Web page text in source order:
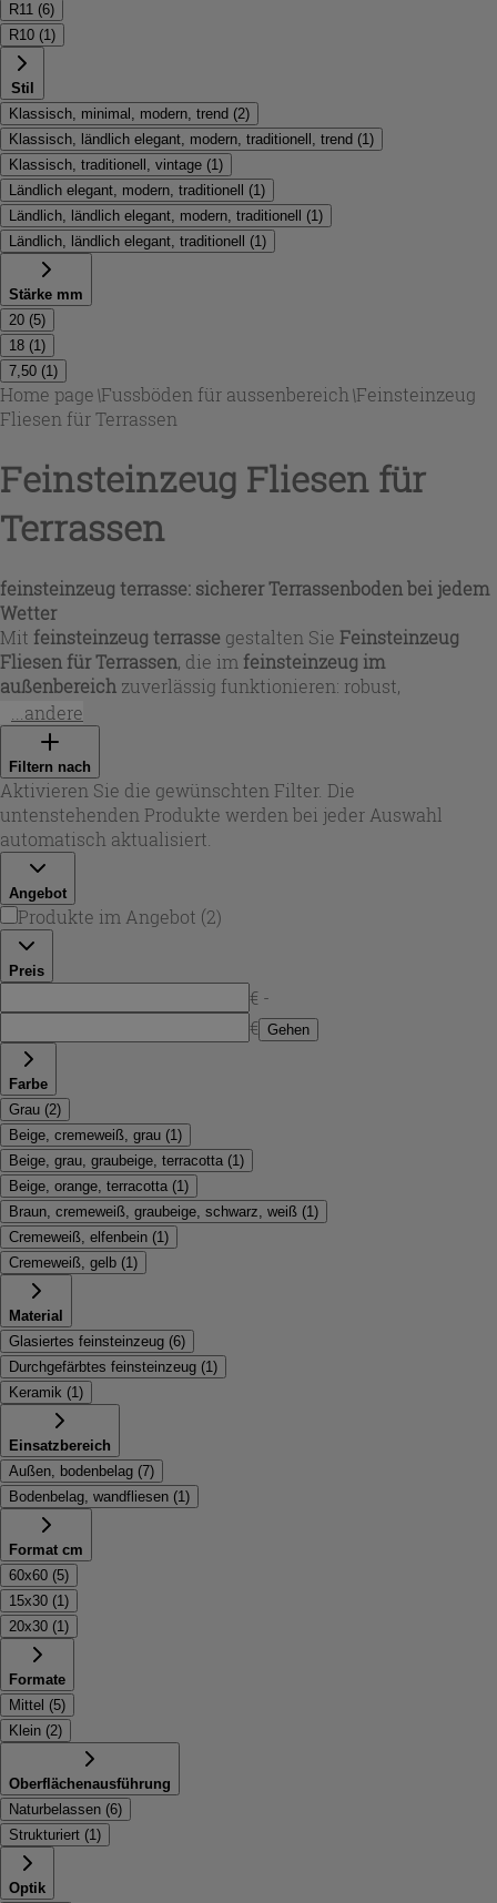
R11 (6)
R10 (1)
Stil
Klassisch, minimal, modern, trend (2)
Klassisch, ländlich elegant, modern, traditionell, trend (1)
Klassisch, traditionell, vintage (1)
Ländlich elegant, modern, traditionell
(1)
Ländlich, ländlich elegant, modern, traditionell
(1)
Ländlich, ländlich elegant, traditionell
(1)
Stärke mm
20 (5)
18 (1)
7,50 (1)
Home page\Fussböden für aussenbereich \Feinsteinzeug
Fliesen für Terrassen
Feinsteinzeug Fliesen für
Terrassen
feinsteinzeug terrasse: sicherer Terrassenboden bei jedem
Wetter
Mit feinsteinzeug terrasse gestalten Sie Feinsteinzeug
Fliesen für Terrassen, die im feinsteinzeug im
außenbereich zuverlässig funktionieren: robust,
pflegeleicht und für Regen wie Sonne geeignet. Je nach
Serie stehen rutschhemmende Oberflächen (z. B. R10 oder
R11) zur Wahl – ideal als
für einen langlebigenterrassenboden feinsteinzeug
feinsteinzeug für außenoderfeinsteinzeug fliesen für
draußensuchen: Die Auswahl deckt unterschiedliche
Anforderungen an Trittsicherheit, Optik und Belastbarkeit
steinzeug
...andere
Filtern nach
Aktivieren Sie die gewünschten Filter. Die
untenstehenden Produkte werden bei jeder Auswahl
automatisch aktualisiert.
Angebot
Produkte im Angebot (2)
Preis
€ -
€ Gehen
Farbe
Grau (2)
Beige, cremeweiß, grau (1 )
Beige, grau, graubeige, terracotta (1 )
Beige, orange, terracotta (1 )
Braun, cremeweiß, graubeige, schwarz, weiß (1 )
Cremeweiß, elfenbein (1 )
Cremeweiß, gelb (1 )
Material
Glasiertes feinsteinzeug (6)
Durchgefärbtes feinsteinzeug (1 )
Keramik (1 )
Einsatzbereich
Außen, bodenbelag (7)
Bodenbelag, wandfliesen (1 )
Format cm
60x60 (5)
15x30 (1 )
20x30 (1 )
Formate
Mittel (5)
Klein (2)
Oberflächenausführung
Naturbelassen (6)
Strukturiert (1 )
Optik